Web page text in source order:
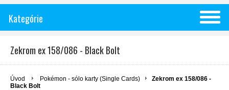
Kategórie
Zekrom ex 158/086 - Black Bolt
Úvod Pokémon - sólo karty (Single Cards)
Zekrom ex 158/086 -
Black Bolt